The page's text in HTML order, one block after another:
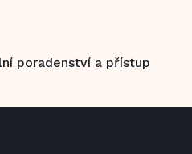
poradenství a přístup